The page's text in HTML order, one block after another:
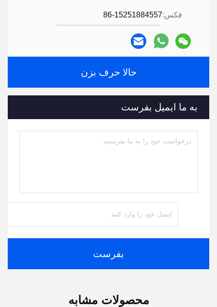
فکس:86-15251884557
حالا حرف بزن
به ما ایمیل بفرست
بفرست
محصولات مشابه